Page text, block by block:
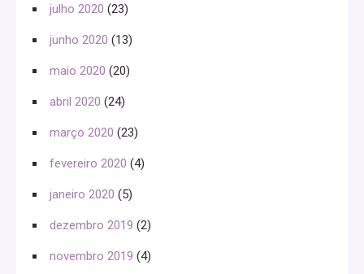
julho 2020 (23)
junho 2020 (13)
maio 2020 (20)
abril 2020 (24)
março 2020 (23)
fevereiro 2020 (4)
janeiro 2020 (5)
dezembro 2019 (2)
novembro 2019 (4)